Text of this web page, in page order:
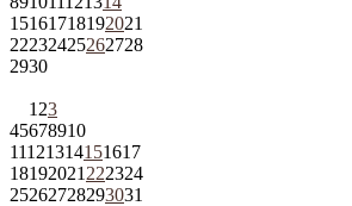
15161718192021
22232425262728
2930
1 23
45678910
11121314151617
18192021 222324
25262728293031